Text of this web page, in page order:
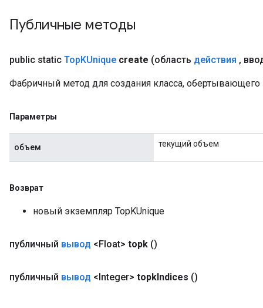
Публичные методы
public static TopKUnique create (область действия ,
Фабричный метод для создания класса,
Параметры
объем текущий объем
Возврат
новый экземпляр TopKUnique
публичный вывод <Float> topk ()
публичный вывод <Integer> topkIndices ()